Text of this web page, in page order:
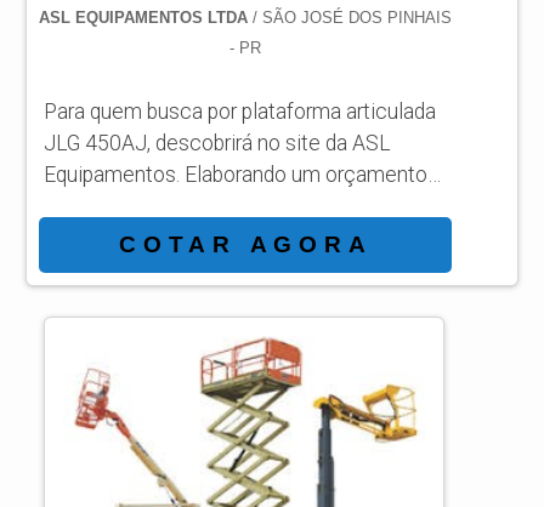
ASL EQUIPAMENTOS LTDA/ SÃO JOSÉ DOS PINHAIS
- PR
Para quem busca por plataforma articulada
JLG 450AJ, descobrirá no site da ASL
Equipamentos. Elaborando um orçamento
conhecendo a líder da área de atuação.
Quando a temática é plataforma articulada
atingirá eficiência com comprometimento
com os resultados dos clientes.
DIFERENCIAIS IMPORTANTES DE
PLATAFORMA ARTICULADA JLG 450AJ
Há muitas maneiras eficientes de...
COTAR AGORA